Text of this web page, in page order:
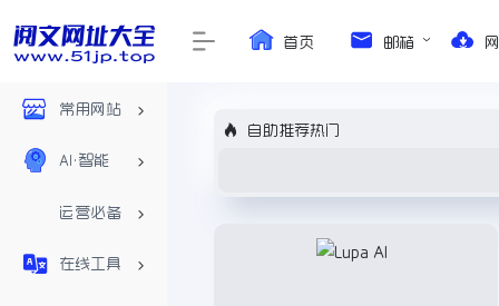
常用网站
AI•智能
运营必备
在线工具
首页 邮箱
自助推荐热门